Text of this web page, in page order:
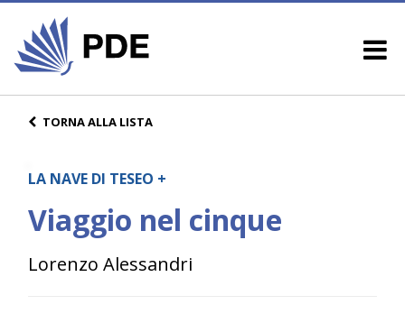
TORNA ALLA LISTA
LA NAVE DI TESEO +
Viaggio nel cinque
Lorenzo Alessandri